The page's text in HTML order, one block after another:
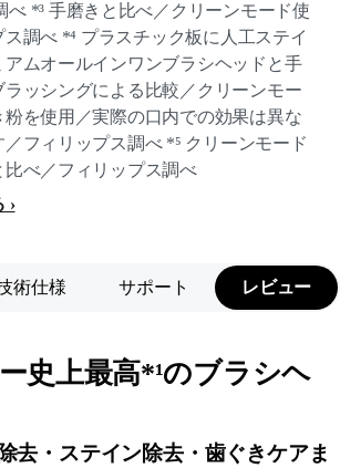
べ *³ 手磨きと比べ／クリーンモード使
調べ *⁴ プラスチック板に人工ステイ
アムオールインワンブラシヘッドと手
ラッシングによる比較／クリーンモー
粉を使用／実際の口内での効果は異な
フィリップス調べ *⁵ クリーンモード
べ／フィリップス調べ
術仕様 サポート レビュー
史上最高*¹のブラシヘ
去・ステイン除去・歯ぐきケアま